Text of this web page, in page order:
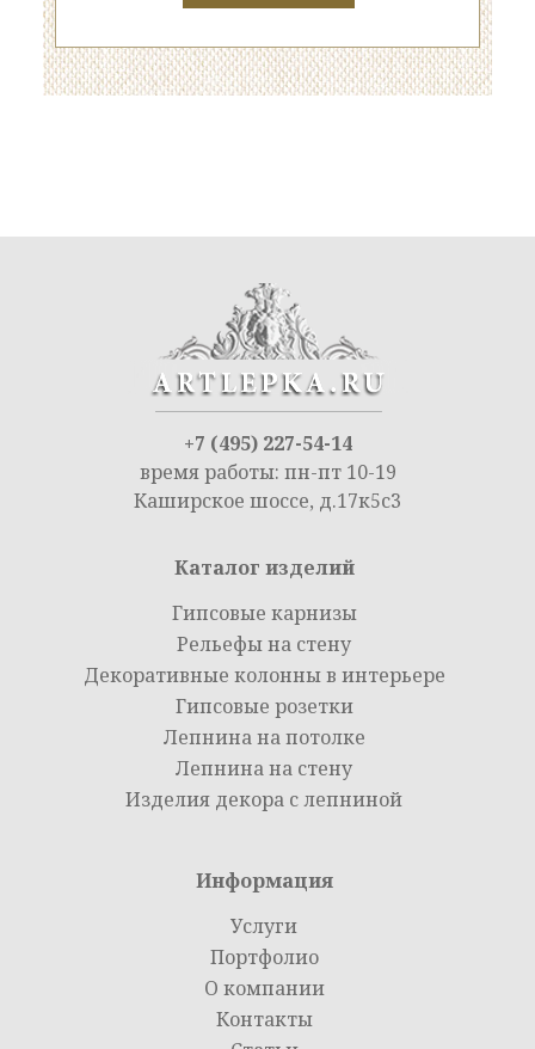
+7 (495) 227-54-14
время работы: пн-пт 10-19
Каширское шоссе, д.17к5с3
Каталог изделий
Гипсовые карнизы
Рельефы на стену
Декоративные колонны в интерьере
Гипсовые розетки
Лепнина на потолке
Лепнина на стену
Изделия декора с лепниной
Информация
Услуги
Портфолио
О компании
Контакты